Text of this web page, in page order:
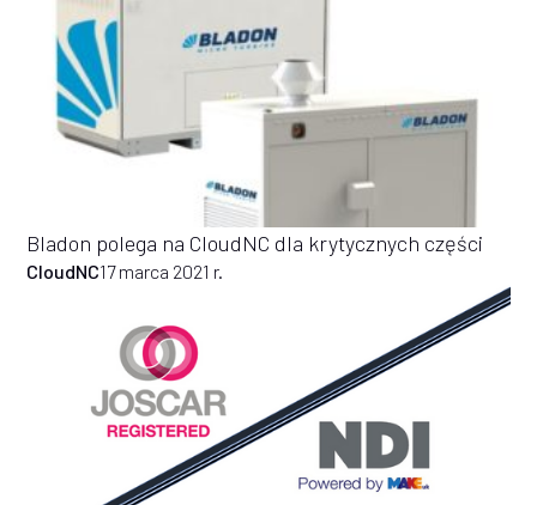
Bladon polega na CloudNC dla krytycznych części
CloudNC17 marca 2021 r.